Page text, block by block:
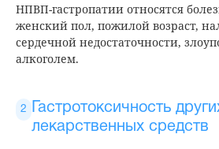
НПВП-гастропатии относятся
женский пол, пожилой возраст,
сердечной недостаточности,
алкоголем.
Гастротоксичность
лекарственных средств